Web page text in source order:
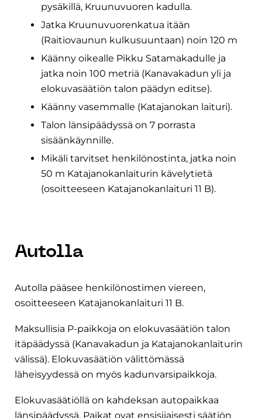
pysäkillä, Kruunuvuoren kadulla.
Jatka Kruunuvuorenkatua itään
(Raitiovaunun kulkusuuntaan) noin 120 m
Käänny oikealle Pikku Satamakadulle ja
jatka noin 100 metriä (Kanavakadun yli ja
elokuvasäätiön talon päädyn editse).
Käänny vasemmalle (Katajanokan laituri).
Talon länsipäädyssä on 7 porrasta
sisäänkäynnille.
Mikäli tarvitset henkilönostinta, jatka noin
50 m Katajanokanlaiturin kävelytietä
(osoitteeseen Katajanokanlaituri 11 B).
Autolla
Autolla pääsee henkilönostimen viereen,
osoitteeseen Katajanokanlaituri 11 B.
Maksullisia P-paikkoja on elokuvasäätiön talon
itäpäädyssä (Kanavakadun ja Katajanokanlaiturin
välissä). Elokuvasäätiön välittömässä
läheisyydessä on myös kadunvarsipaikkoja.
Elokuvasäätiöllä on kahdeksan autopaikkaa
länsipäädyssä. Paikat ovat ensisijaisesti säätiön